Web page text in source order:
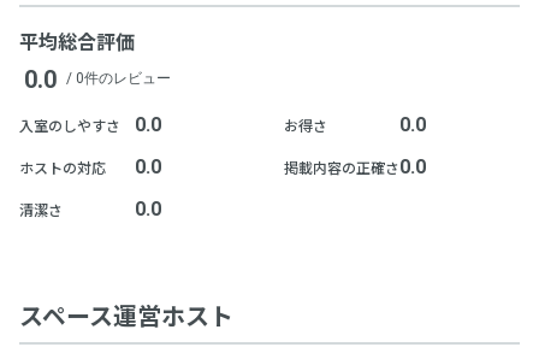
い。
平均総合評価
0.0 / 0件のレビュー
入室のしやすさ 0.0
ホストの対応 0.0
清潔さ 0.0
お得さ 0.0
掲載内容の正確さ 0.0
スペース運営ホスト
されます。
る場合がございます。あらかじめご了承ください。
・本プログラムは弊社の都合により予告なく終了・変更する
・付与される特典の利用有効期限は、マイページ内「ポイン
クレジットカード決済（VISA、Master、JCB、American
Express、Diners Club、Discover）
チェックアウトの手続きが完了した時
・チェックインの撤回はできません。
支払時期
キャンセルについて
ません。ドロップインを終了するためには、チェックアウト
の手続きを完了し、ドロップイン料金をお支払いいただく必